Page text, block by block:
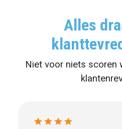
Alles
Niet voor niets scoren